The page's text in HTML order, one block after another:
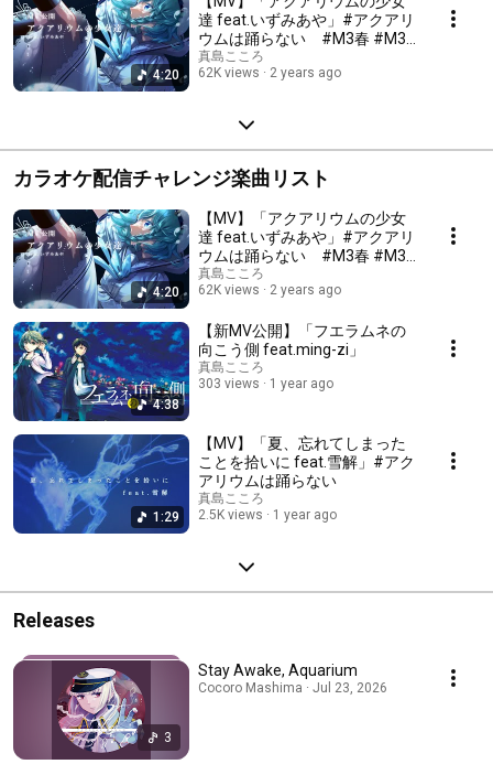
4:20
達 feat.いずみあや」#アクアリ
ウムは踊らない #M3春 #M3
春2025
真島こころ
62K views
2 years ago
カラオケ配信チャレンジ楽曲リスト
4:20
【MV】「アクアリウムの少女
達 feat.いずみあや」#アクアリ
ウムは踊らない #M3春 #M3
春2025
真島こころ
62K views
2 years ago
4:38
【新MV公開】「フエラムネの
向こう側 feat.ming-zi」
真島こころ
303 views
1 year ago
1:29
【MV】「夏、忘れてしまった
ことを拾いに feat.雪解」#アク
アリウムは踊らない
真島こころ
2.5K views
1 year ago
Releases
3
Stay Awake, Aquarium
Cocoro Mashima · Jul 23, 2026